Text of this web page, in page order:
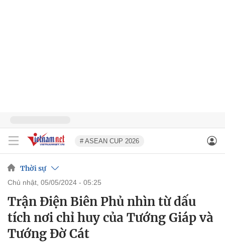
# ASEAN CUP 2026
Thời sự
chủ nhật, 05/05/2024 - 05:25
Trận Điện Biên Phủ nhìn từ dấu
tích nơi chỉ huy của Tướng Giáp và
Tướng Đờ Cát